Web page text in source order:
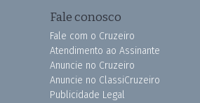
Fale conosco
Fale com o Cruzeiro
Atendimento ao Assinante
Anuncie no Cruzeiro
Anuncie no ClassiCruzeiro
Publicidade Legal